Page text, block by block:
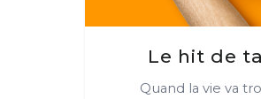
Le hit de
Quand la vie va